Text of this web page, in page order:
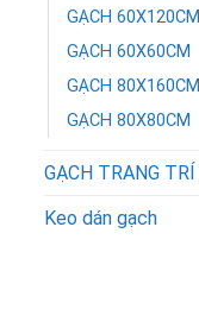
GẠCH 60X120CM
GẠCH 60X60CM
GẠCH 80X160CM
GẠCH 80X80CM
GẠCH TRANG TRÍ
Keo dán gạch